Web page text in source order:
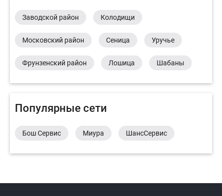
Заводской район Колодищи
Московский район Сеница Уручье
Фрунзенский район Лошица Шабаны
Популярные сети
Бош Сервис Миура ШансСервис